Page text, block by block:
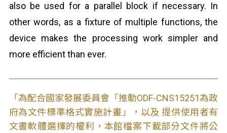
also be used for a parallel block if necessary. In
other words, as a fixture of multiple functions, the
device makes the processing work simpler and
more efficient than ever.
「為配合國家發展委員會「推動ODF-CNS15251為政
府為文件標準格式實施計畫」，以及 提供使用者有
文書軟體選擇的權利，本館檔案下載部分文件將公